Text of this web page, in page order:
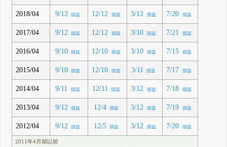
2018/04 9/12 損益 12/12 損益 3/12 損益 7/20 損益
2017/04 9/12 損益 12/12 損益 3/10 損益 7/21 損益
2016/04 9/10 損益 12/10 損益 3/10 損益 7/15 損益
2015/04 9/10 損益 12/10 損益 3/11 損益 7/17 損益
2014/04 9/11 損益 12/11 損益 3/12 損益 7/18 損益
2013/04 9/12 損益 12/4 損益 3/12 損益 7/19 損益
2012/04 9/12 損益 12/5 損益 3/12 損益 7/20 損益
2011年4月期以前